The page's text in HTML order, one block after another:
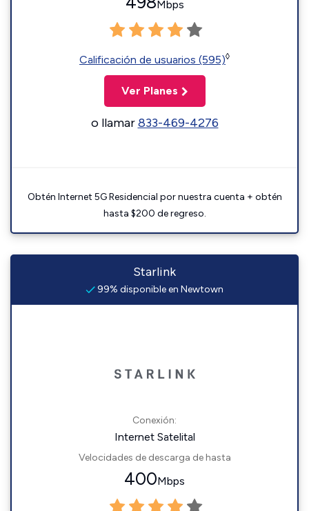
Mbps
Calificación de usuarios (595)◊
Ver Planes
o llamar833-469-4276
Obtén Internet 5G Residencial por nuestra cuenta + obtén
hasta $200 de regreso.
Starlink
99% disponible en Newtown
Conexión:
Internet Satelital
Velocidades de descarga de hasta
400Mbps